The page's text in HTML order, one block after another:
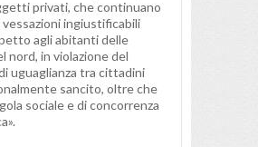
privati, che continuano
vessazioni ingiustificabili
agli abitanti delle
nord, in violazione del
uguaglianza tra cittadini
sancito, oltre che
sociale e di concorrenza